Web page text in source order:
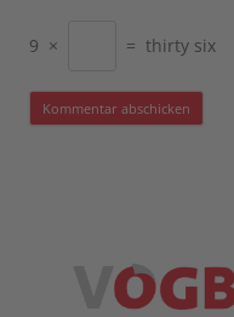
9 × = thirty six